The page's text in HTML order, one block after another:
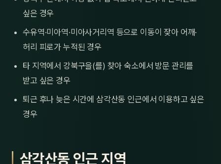
싶은 경우
수유역·미아역·미아사거리역 등으로 이동이 잦아 어깨·
허리 피로가 누적된 경우
타 지역에서 강북구을(를) 찾아 숙소에서 방문 관리를
받고 싶은 경우
퇴근 후나 늦은 시간에 삼각산동 인근에서 이용하고 싶은
경우
삼각산동 인근 지역